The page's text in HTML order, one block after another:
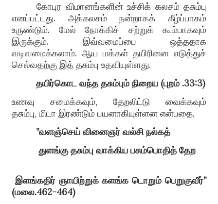
கோபுர விமானங்களின் உச்சிக் கலசம் தசும்பு
எனப்பட்டது. அக்கலசம் நன்றாகக் கீழ்ப்பாகம்
உருண்டும். மேல் நோக்கிச் சற்றுக் கூம்பாகவும்
இருக்கும். இவ்வமைப்பை ஒத்ததாக
வடிவமைக்கலாம். ஆய மக்கள் தயிரினை எடுத்துச்
செல்வதற்கு இத் தசும்பு உதவியுள்ளது.
தயிர்கொட வந்த தசும்பும் நிறைய (புறம் .33:3)
உணவு சமைக்கவும், தேறலிட்டு வைக்கவும்
தசும்பு, மிடா இரண்டும் பயனாகியுள்ளன என்பதை,
”வளஞ்செய் வினைஞர் வல்சி நல்கத்
துளங்கு தசும்பு வாக்கிய பசும்பொதித் தேற
இளங்கதிர் ஞாயிற்றுக் களங்க டொறும் பெறுகுவீர்”
(மலை.462-464)